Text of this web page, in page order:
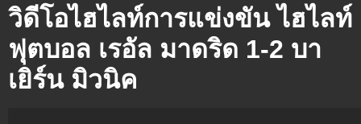
วิดีโอไฮไลท์การแข่งขัน ไฮไลท์
ฟุตบอล เรอัล มาดริด 1-2 บา
เยิร์น มิวนิค